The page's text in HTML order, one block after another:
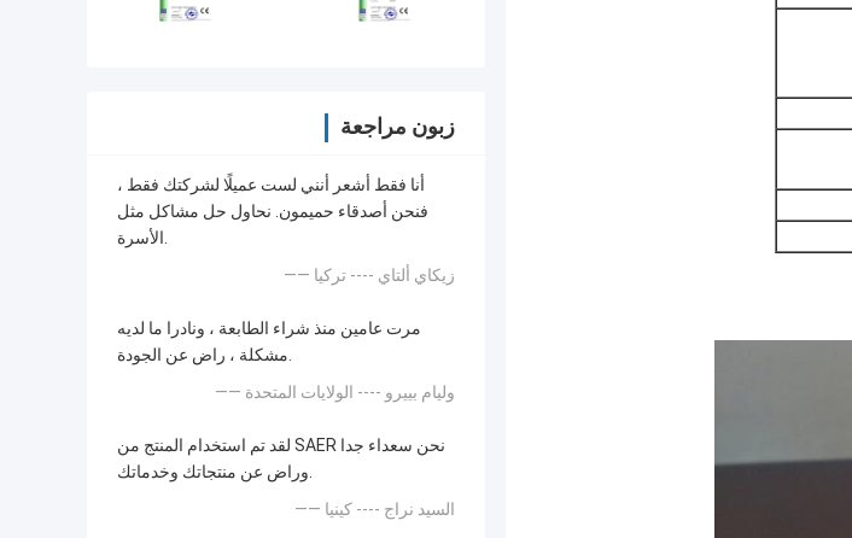
زبون مراجعة
أنا فقط أشعر أنني لست عميلًا لشركتك فقط ،
فنحن أصدقاء حميمون. نحاول حل مشاكل مثل
الأسرة.
—— زيكاي ألتاي ---- تركيا
مرت عامين منذ شراء الطابعة ، ونادرا ما لديه
مشكلة ، راض عن الجودة.
—— وليام بييرو ---- الولايات المتحدة
لقد تم استخدام المنتج من SAER نحن سعداء جدا
وراض عن منتجاتك وخدماتك.
—— السيد نراج ---- كينيا